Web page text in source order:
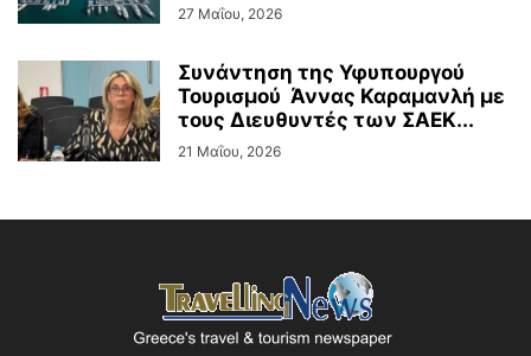
27 Μαΐου, 2026
Συνάντηση της Υφυπουργού
Τουρισμού Άννας Καραμανλή με
τους Διευθυντές των ΣΑΕΚ...
21 Μαΐου, 2026